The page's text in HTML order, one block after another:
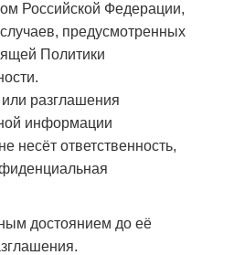
Российской Федерации,
предусмотренных
Политики
разглашения
информации
несёт ответственность,
достоянием до её